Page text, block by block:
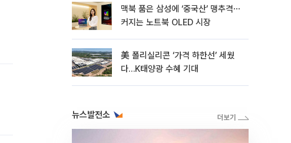
맥북 품은 삼성에 ‘중국산’ 맹추격⋯
커지는 노트북 OLED 시장
美 폴리실리콘 ‘가격 하한선’ 세웠
다…K태양광 수혜 기대
뉴스발전소